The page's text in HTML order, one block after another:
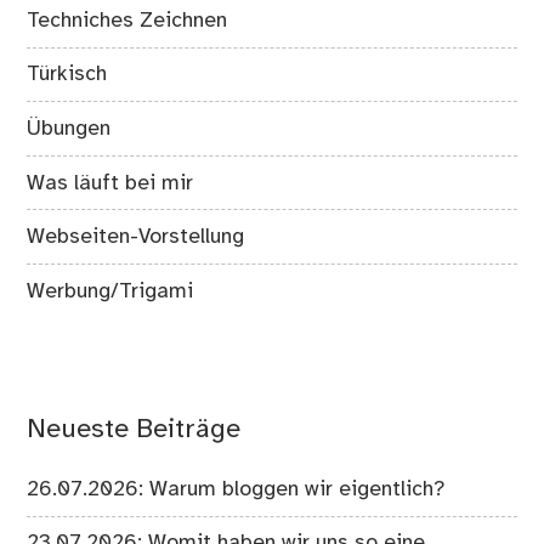
Techniches Zeichnen
Türkisch
Übungen
Was läuft bei mir
Webseiten-Vorstellung
Werbung/Trigami
Neueste Beiträge
26.07.2026: Warum bloggen wir eigentlich?